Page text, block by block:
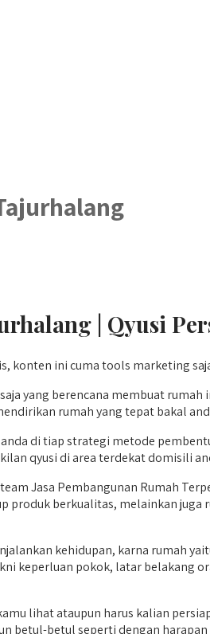
| Qyusi
konten ini cuma tools marketing
yang berencana membuat
rumah yang tepat bakal
di tiap strategi metode
qyusi di area terdekat domisili
Jasa Pembangunan Rumah
berkualitas, melainkan
kehidupan, karna rumah
keperluan pokok, latar belakang
lihat ataupun harus kalian
betul seperti dengan